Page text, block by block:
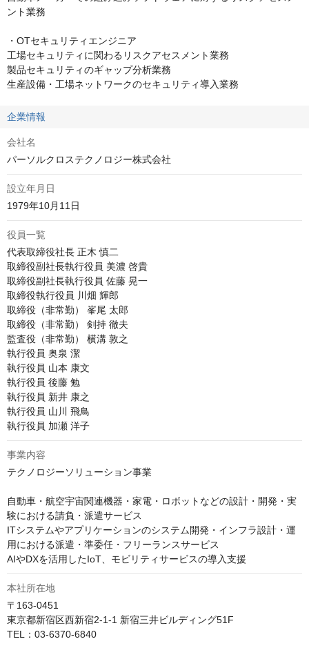
ント業務
・OTセキュリティエンジニア
工場セキュリティに関わるリスクアセスメント業務
製品セキュリティのギャップ分析業務
生産設備・工場ネットワークのセキュリティ導入業務
企業情報
会社名
パーソルクロステクノロジー株式会社
設立年月日
1979年10月11日
役員一覧
代表取締役社長 正木 慎二
取締役副社長執行役員 美濃 啓貴
取締役副社長執行役員 佐藤 晃一
取締役執行役員 川畑 輝郎
取締役（非常勤） 峯尾 太郎
取締役（非常勤） 剣持 徹夫
監査役（非常勤） 横溝 敦之
執行役員 奥泉 潔
執行役員 山本 康文
執行役員 後藤 勉
執行役員 新井 康之
執行役員 山川 飛鳥
執行役員 加瀬 洋子
事業内容
テクノロジーソリューション事業
自動車・航空宇宙関連機器・家電・ロボットなどの設計・開発・実
験における請負・派遣サービス
ITシステムやアプリケーションのシステム開発・インフラ設計・運
用における派遣・準委任・フリーランスサービス
AIやDXを活用したIoT、モビリティサービスの導入支援
本社所在地
〒163-0451
東京都新宿区西新宿2-1-1 新宿三井ビルディング51F
TEL：03-6370-6840